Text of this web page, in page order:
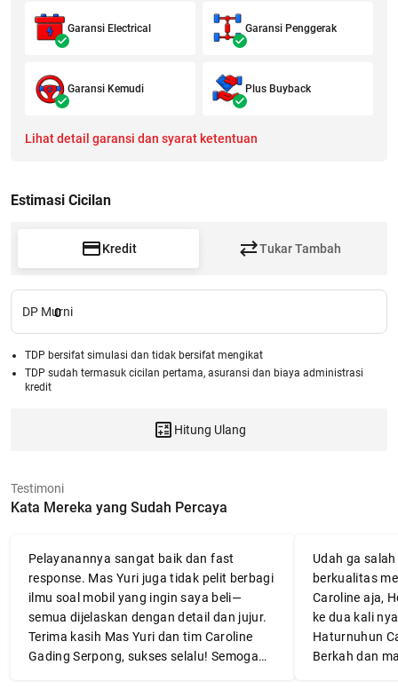
Garansi Electrical Garansi Penggerak
Garansi Kemudi Plus Buyback
Lihat detail garansi dan syarat ketentuan
Estimasi Cicilan
Kredit Tukar Tambah
DP Murni
0
TDP bersifat simulasi dan tidak bersifat mengikat
TDP sudah termasuk cicilan pertama, asuransi dan biaya administrasi
kredit
Hitung Ulang
Testimoni
Kata Mereka yang Sudah Percaya
Pelayanannya sangat baik dan fast
response. Mas Yuri juga tidak pelit berbagi
ilmu soal mobil yang ingin saya beli—
semua dijelaskan dengan detail dan jujur.
Terima kasih Mas Yuri dan tim Caroline
Gading Serpong, sukses selalu! Semoga
Udah ga
berkualitas
Caroline aja,
ke dua kali
Haturnuhun
Berkah dan